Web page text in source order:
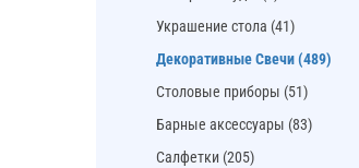
Украшение стола (41)
Декоративные Свечи (489)
Cтоловые приборы (51)
Барные аксессуары (83)
Салфетки (205)